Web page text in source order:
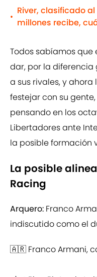
•
River, clasificado
millones recibe,
Todos sabíamos
dar, por la
a sus rivales, y
festejar con su
pensando en los
Libertadores ante
la posible formación
La posible
Racing
Arquero: Franco
indiscutido como el
🇦🇷 Franco Armani,